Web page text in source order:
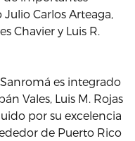
Carlos Arteaga,
Chavier y Luis R.
es integrado
Vales, Luis M. Rojas
por su excelencia
de Puerto Rico